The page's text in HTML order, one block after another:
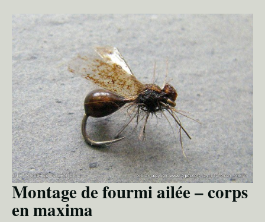
Montage de fourmi ailée – corps
en maxima